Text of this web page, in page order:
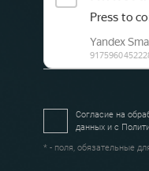
Согласие на
данных и с
* - поля, обязательные